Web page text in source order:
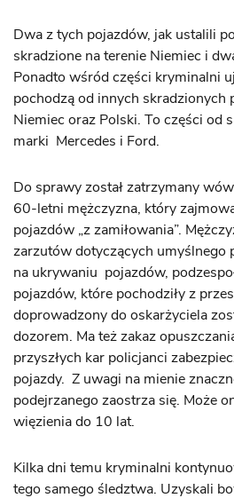
Dwa z tych pojazdów, jak ustalili
skradzione na terenie Niemiec i
Ponadto wśród części kryminalni
pochodzą od innych skradzionych
Niemiec oraz Polski. To części od
marki Mercedes i Ford.
Do sprawy został zatrzymany
60-letni mężczyzna, który
pojazdów „z zamiłowania”.
zarzutów dotyczących umyślnego
na ukrywaniu pojazdów,
pojazdów, które pochodziły z
doprowadzony do oskarżyciela
dozorem. Ma też zakaz
przyszłych kar policjanci
pojazdy. Z uwagi na mienie
podejrzanego zaostrza się. Może
więzienia do 10 lat.
Kilka dni temu kryminalni
tego samego śledztwa. Uzyskali